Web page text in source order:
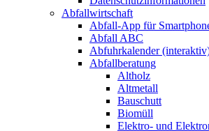
Abfallwirtschaft
Abfall-App für
Abfall ABC
Abfuhrkalender
Abfallberatung
Altholz
Altmetall
Bauschutt
Biomüll
Elektro- und